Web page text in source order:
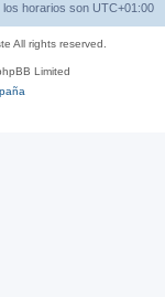
los horarios son UTC+01:00
All rights reserved.
Limited